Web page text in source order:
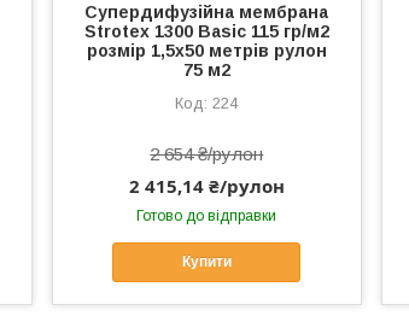
Супердифузійна мембрана
Strotex 1300 Basic 115 гр/м2
розмір 1,5х50 метрів рулон
75 м2
224
2 654 ₴/рулон
2 415,14 ₴/рулон
Готово до відправки
Купити